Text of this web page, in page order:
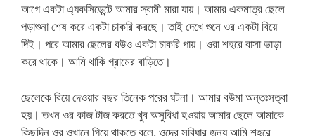
আগে একটা এ্যকসিডেন্টে আমার স্বামী মারা যায়। আমার একমাত্র ছেলে
পড়াশুনা শেষ করে একটা চাকরি করছে। তাই দেখে শুনে ওর একটা বিয়ে
দিই। পরে আমার ছেলের বউও একটা চাকরি পায়। ওরা শহরে বাসা ভাড়া
করে থাকে। আমি থাকি গ্রামের বাড়িতে।
ছেলেকে বিয়ে দেওয়ার বছর তিনেক পরের ঘটনা। আমার বউমা অন্তঃসত্বা
হয়। তখন ওর কাজ টাজ করতে খুব অসুবিধা হওয়ায় আমার ছেলে আমাকে
কিছুদিন ওর ওখানে গিয়ে থাকতে বলে, ওদের সুবিধার জন্য আমি শহরে